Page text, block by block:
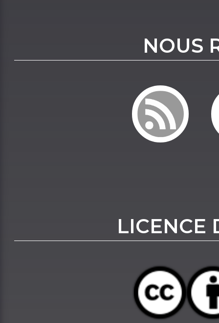
NOUS
LICENCE